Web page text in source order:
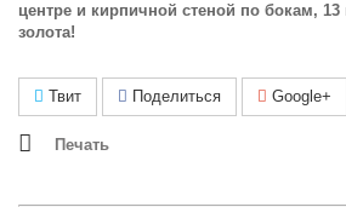
центре и кирпичной стеной по бокам,
золота!
Твит Поделиться Google+
Печать